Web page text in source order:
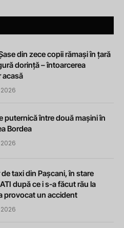
din zece copii rămași în țară
dorință – întoarcerea
acasă
puternică între două mașini în
Bordea
taxi din Pașcani, în stare
după ce i s-a făcut rău la
provocat un accident